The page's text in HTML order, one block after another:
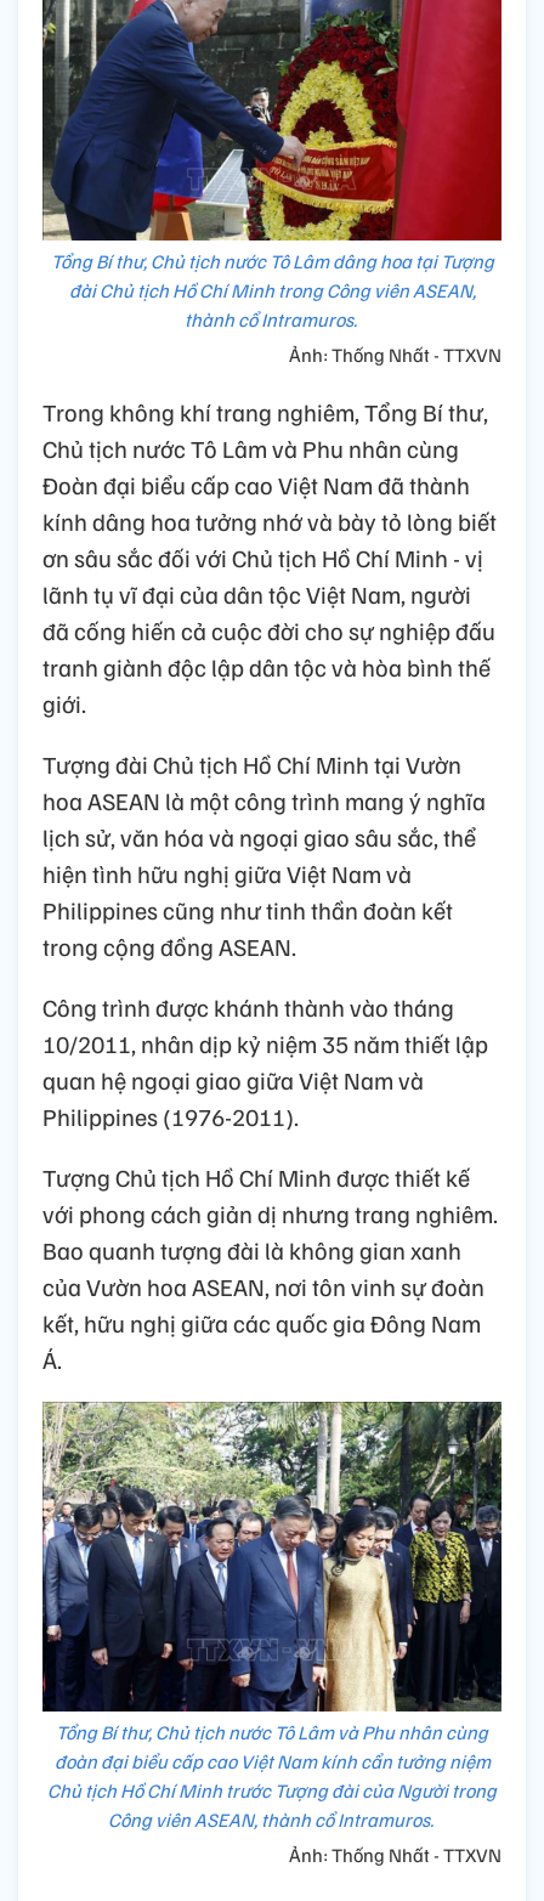
Tổng Bí thư, Chủ tịch nước Tô Lâm dâng hoa tại Tượng
đài Chủ tịch Hồ Chí Minh trong Công viên ASEAN,
thành cổ Intramuros.
Ảnh: Thống Nhất - TTXVN
Trong không khí trang nghiêm, Tổng Bí thư,
Chủ tịch nước Tô Lâm và Phu nhân cùng
Đoàn đại biểu cấp cao Việt Nam đã thành
kính dâng hoa tưởng nhớ và bày tỏ lòng biết
ơn sâu sắc đối với Chủ tịch Hồ Chí Minh - vị
lãnh tụ vĩ đại của dân tộc Việt Nam, người
đã cống hiến cả cuộc đời cho sự nghiệp đấu
tranh giành độc lập dân tộc và hòa bình thế
giới.
Tượng đài Chủ tịch Hồ Chí Minh tại Vườn
hoa ASEAN là một công trình mang ý nghĩa
lịch sử, văn hóa và ngoại giao sâu sắc, thể
hiện tình hữu nghị giữa Việt Nam và
Philippines cũng như tinh thần đoàn kết
trong cộng đồng ASEAN.
Công trình được khánh thành vào tháng
10/2011, nhân dịp kỷ niệm 35 năm thiết lập
quan hệ ngoại giao giữa Việt Nam và
Philippines (1976-2011).
Tượng Chủ tịch Hồ Chí Minh được thiết kế
với phong cách giản dị nhưng trang nghiêm.
Bao quanh tượng đài là không gian xanh
của Vườn hoa ASEAN, nơi tôn vinh sự đoàn
kết, hữu nghị giữa các quốc gia Đông Nam
Á.
Tổng Bí thư, Chủ tịch nước Tô Lâm và Phu nhân cùng
đoàn đại biểu cấp cao Việt Nam kính cẩn tưởng niệm
Chủ tịch Hồ Chí Minh trước Tượng đài của Người trong
Công viên ASEAN, thành cổ Intramuros.
Ảnh: Thống Nhất - TTXVN